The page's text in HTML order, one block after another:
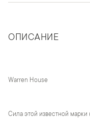
ОПИСАНИЕ
Warren House
Сила этой известной марки